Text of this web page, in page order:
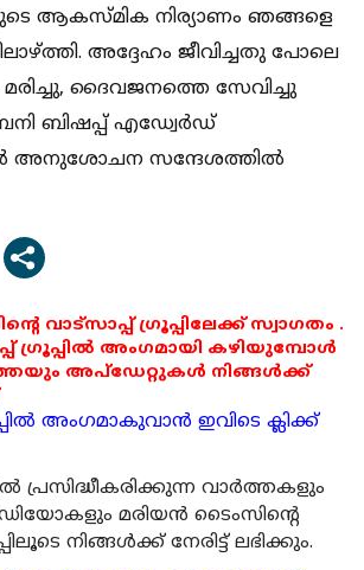
ആകസ്മിക നിര്യാണം ഞങ്ങളെ
അദ്ദേഹം ജീവിച്ചതു പോലെ
ദൈവജനത്തെ സേവിച്ചു
ബിഷപ്പ് എഡ്വേര്‍ഡ്
അനുശോചന സന്ദേശത്തില്‍
വാട്സാപ്പ് ഗ്രൂപ്പിലേക്ക് സ്വാഗതം .
ഗ്രൂപ്പിൽ അംഗമായി കഴിയുമ്പോൾ
അപ്ഡേറ്റുകൾ നിങ്ങൾക്ക്
അംഗമാകുവാൻ ഇവിടെ ക്ലിക്ക്
പ്രസിദ്ധീകരിക്കുന്ന വാര്‍ത്തകളും
മരിയന്‍ ടൈംസിന്റെ
നിങ്ങള്‍ക്ക് നേരിട്ട് ലഭിക്കും.